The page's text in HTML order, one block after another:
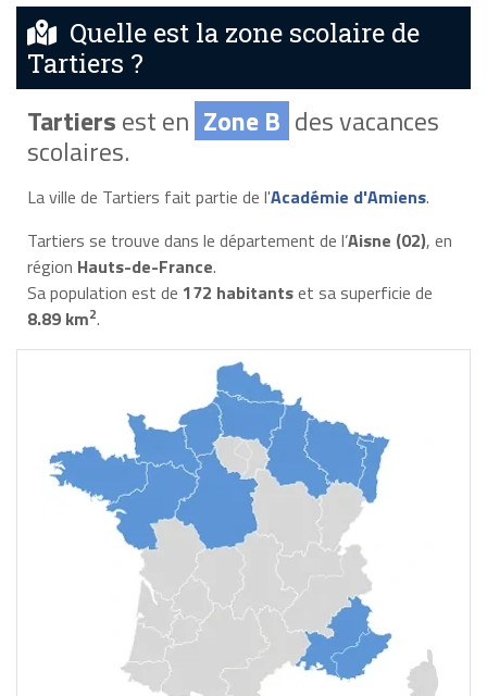
Quelle est la zone scolaire de
Tartiers ?
Tartiersest en Zone B des vacances
scolaires.
La ville de Tartiers fait partie de l'Académie d'Amiens.
Tartiers se trouve dans le département de l’Aisne (02), en
région Hauts-de-France.
Sa population est de 172 habitantset sa superficie de
8.89 km2.